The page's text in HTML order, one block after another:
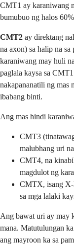
CMT1 ay karaniwang
bumubuo ng halos
CMT2 ay direktang
na axon) sa halip na
karaniwang may huli
paglala kaysa sa
nakapananatili ng mas
ibabang binti.
Ang mas hindi
CMT3
malubhang uri
CMT4, na
magdulot ng
CMTX, isang X-
sa mga lalaki
Ang bawat uri ay may
mana. Matutulungan
ang mayroon ka sa